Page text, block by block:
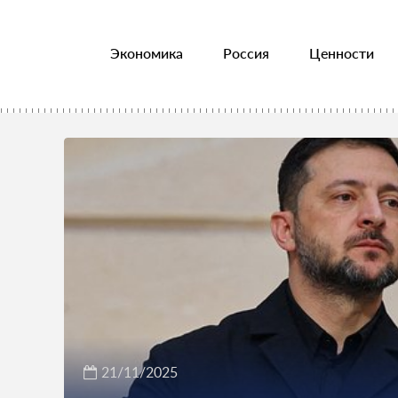
Экономика Россия Ценности
21/11/2025